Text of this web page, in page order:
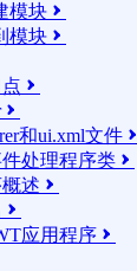
模块 
模块 


和ui.xml文件 
处理程序类 
述 

应用程序 